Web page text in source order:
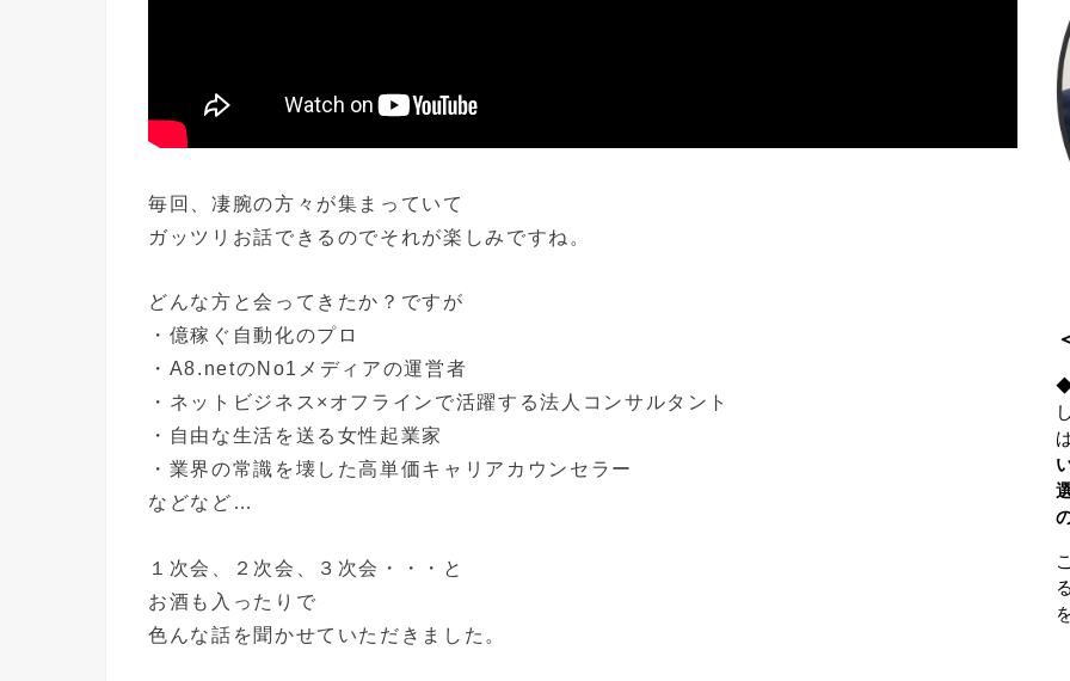
毎回、凄腕の方々が集まっていて
ガッツリお話できるのでそれが楽しみですね。
どんな方と会ってきたか？ですが
・億稼ぐ自動化のプロ
・A8.netのNo1メディアの運営者
・ネットビジネス×オフラインで活躍する法人コンサルタント
・自由な生活を送る女性起業家
・業界の常識を壊した高単価キャリアカウンセラー
などなど…
１次会、２次会、３次会・・・と
お酒も入ったりで
色んな話を聞かせていただきました。
◆